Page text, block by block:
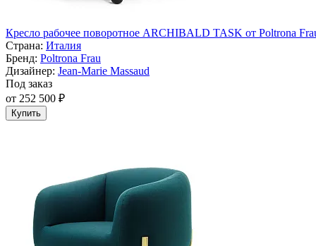
Кресло рабочее поворотное ARCHIBALD TASK от Poltrona
Страна: Италия
Бренд: Poltrona Frau
Дизайнер: Jean-Marie Massaud
Под заказ
от 252 500 ₽
Купить